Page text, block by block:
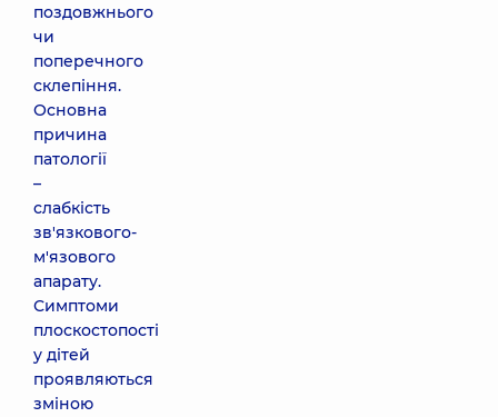
поздовжнього
чи
поперечного
склепіння.
Основна
причина
патології
–
слабкість
зв'язкового-
м'язового
апарату.
Симптоми
плоскостопості
у дітей
проявляються
зміною